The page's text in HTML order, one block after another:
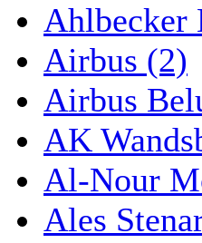
Ahlbecker
Airbus (2)
Airbus
AK
Al-Nour
Ales